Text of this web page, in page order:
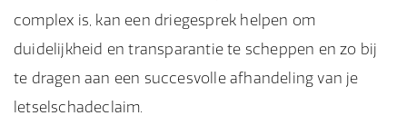
complex is, kan een driegesprek helpen om
duidelijkheid en transparantie te scheppen en zo bij
te dragen aan een succesvolle afhandeling van je
letselschadeclaim.